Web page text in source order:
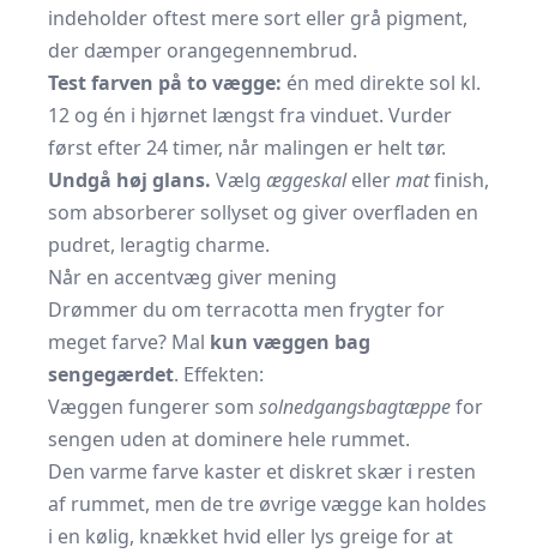
indeholder oftest mere sort eller grå pigment,
der dæmper orangegennembrud.
Test farven på to vægge: én med direkte sol kl.
12 og én i hjørnet længst fra vinduet. Vurder
først efter 24 timer, når malingen er helt tør.
Undgå høj glans. Vælg æggeskalellermatfinish,
som absorberer sollyset og giver overfladen en
pudret, leragtig charme.
Når en accentvæg giver mening
Drømmer du om terracotta men frygter for
meget farve? Mal kun væggen bag
sengegærdet. Effekten:
Væggen fungerer som solnedgangsbagtæppefor
sengen uden at dominere hele rummet.
Den varme farve kaster et diskret skær i resten
af rummet, men de tre øvrige vægge kan holdes
i en kølig, knækket hvid eller lys greige for at